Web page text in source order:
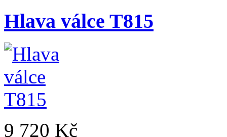
Hlava válce T815
9 720 Kč